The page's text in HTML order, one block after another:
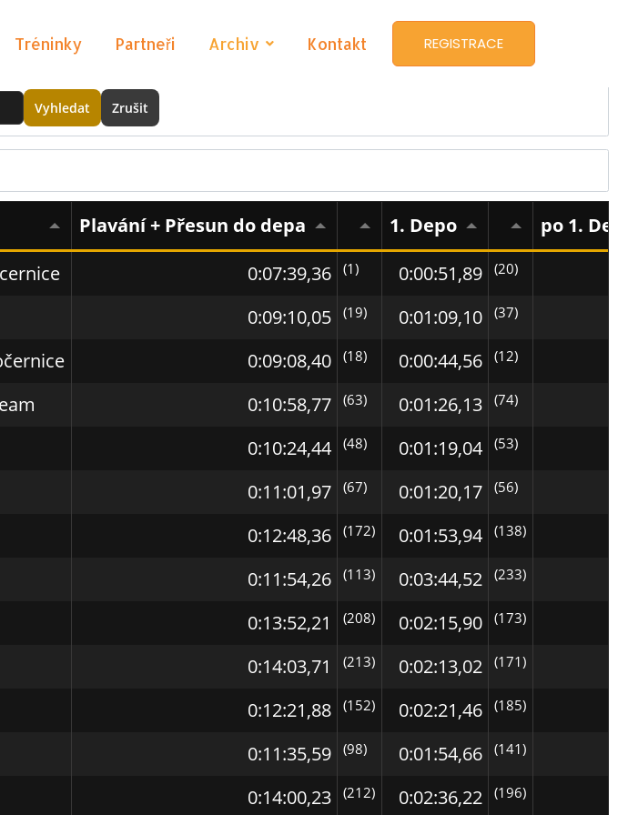
Tréninky Partneři Archiv Kontakt REGISTRACE
Vyhledat Zrušit
Plavání + Přesun do depa 1. Depo
po 1.
0:07:39,36 (1) 0:00:51,89 (20)
0:09:10,05 (19) 0:01:09,10 (37)
0:09:08,40 (18) 0:00:44,56 (12)
0:10:58,77 (63) 0:01:26,13 (74)
0:10:24,44 (48) 0:01:19,04 (53)
0:11:01,97 (67) 0:01:20,17 (56)
0:12:48,36 (172) 0:01:53,94 (138)
0:11:54,26 (113) 0:03:44,52 (233)
0:13:52,21 (208) 0:02:15,90 (173)
0:14:03,71 (213) 0:02:13,02 (171)
0:12:21,88 (152) 0:02:21,46 (185)
0:11:35,59 (98) 0:01:54,66 (141)
0:14:00,23 (212) 0:02:36,22 (196)